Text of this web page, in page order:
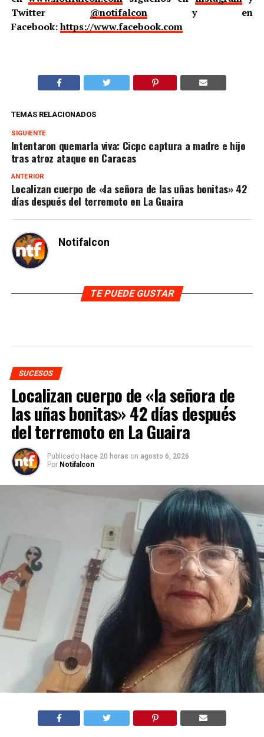
Twitter @notifalcony en
Facebook:https://www.facebook.com
TEMAS RELACIONADOS
SIGUIENTE
Intentaron quemarla viva: Cicpc captura a madre e hijo
tras atroz ataque en Caracas
ANTERIOR
Localizan cuerpo de «la señora de las uñas bonitas» 42
días después del terremoto en La Guaira
Notifalcon
TE PUEDE GUSTAR
SUCESOS
Localizan cuerpo de «la señora de
las uñas bonitas» 42 días después
del terremoto en La Guaira
Publicado Hace 20 horas on agosto 6, 2026
Por Notifalcon